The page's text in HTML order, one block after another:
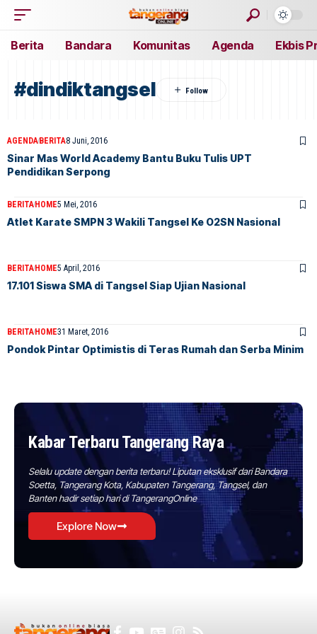
Berita Bandara Komunitas Agenda Ekbis
#dindiktangsel
AGENDABERITA8 Juni, 2016
Sinar Mas World Academy Bantu Buku Tulis UPT
Pendidikan Serpong
BERITAHOME5 Mei, 2016
Atlet Karate SMPN 3 Wakili Tangsel Ke O2SN Nasional
BERITAHOME5 April, 2016
17.101 Siswa SMA di Tangsel Siap Ujian Nasional
BERITAHOME31 Maret, 2016
Pondok Pintar Optimistis di Teras Rumah dan Serba Minim
Kabar Terbaru Tangerang Raya
Selalu update dengan berita terbaru! Liputan eksklusif dari Bandara
Soetta, Tangerang Kota, Kabupaten Tangerang, Tangsel, dan
Banten hadir setiap hari di TangerangOnline
Explore Now